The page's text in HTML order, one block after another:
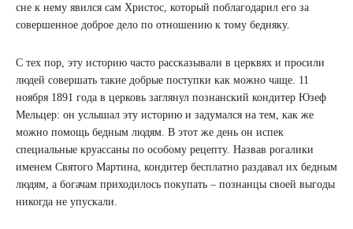
сне к нему явился сам Христос, который поблагодарил его за
совершенное доброе дело по отношению к тому бедняку.
С тех пор, эту историю часто рассказывали в церквях и просили
людей совершать такие добрые поступки как можно чаще. 11
ноября 1891 года в церковь заглянул познанский кондитер Юзеф
Мельцер: он услышал эту историю и задумался на тем, как же
можно помощь бедным людям. В этот же день он испек
специальные круассаны по особому рецепту. Назвав рогалики
именем Святого Мартина, кондитер бесплатно раздавал их бедным
людям, а богачам приходилось покупать – познанцы своей выгоды
никогда не упускали.